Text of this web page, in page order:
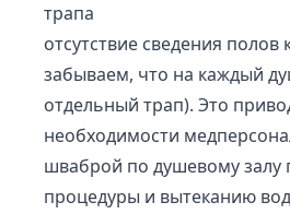
трапа
отсутствие сведения полов
забываем, что на каждый
отдельный трап). Это
необходимости
шваброй по душевому залу
процедуры и вытеканию